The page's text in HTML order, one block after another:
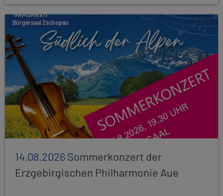
Bürgersaal Zschopau
14.08.2026Sommerkonzert der
Erzgebirgischen Philharmonie Aue